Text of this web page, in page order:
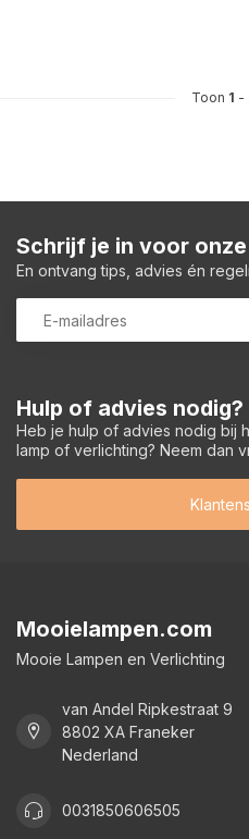
Toon 1 -
Hulp of advies nodig?
Heb je hulp of advies nodig bij
lamp of verlichting? Neem dan
Schrijf je in voor
En ontvang tips, advies én
Mooielampen.com
Mooie Lampen en Verlichting
van Andel Ripkestraat 9
8802 XA Franeker
Nederland
0031850606505